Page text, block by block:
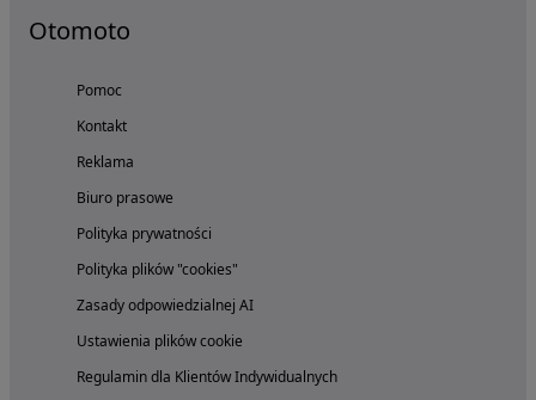
Otomoto
Pomoc
Kontakt
Reklama
Biuro prasowe
Polityka prywatności
Polityka plików "cookies"
Zasady odpowiedzialnej AI
Ustawienia plików cookie
Regulamin dla Klientów Indywidualnych